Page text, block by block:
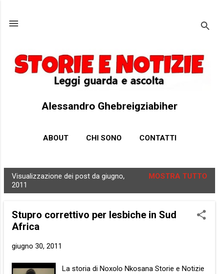
Alessandro Ghebreigziabiher
ABOUT CHI SONO CONTATTI
o
Visualizzazione dei post da giugno,
2011
MOSTRA TUTTO
Stupro correttivo per lesbiche in Sud
Africa
giugno 30, 2011
La storia di Noxolo Nkosana Storie e Notizie